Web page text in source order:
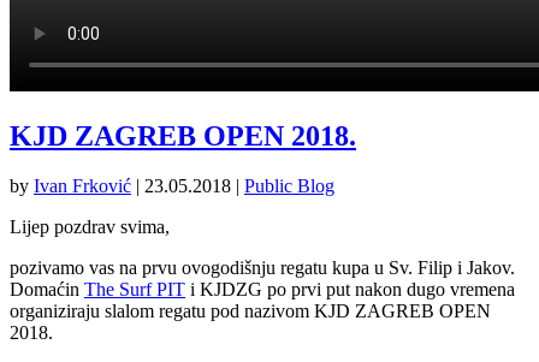
KJD ZAGREB OPEN 2018.
by Ivan Frković | 23.05.2018 | Public Blog
Lijep pozdrav svima,
pozivamo vas na prvu ovogodišnju regatu kupa u Sv. Filip i Jakov.
Domaćin The Surf PIT i KJDZG po prvi put nakon dugo vremena
organiziraju slalom regatu pod nazivom KJD ZAGREB OPEN
2018.